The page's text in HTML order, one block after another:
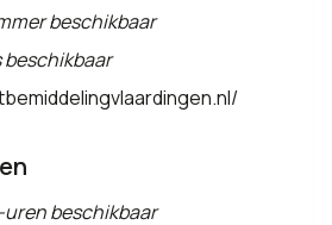
beschikbaar
beschikbaar
beschikbaar